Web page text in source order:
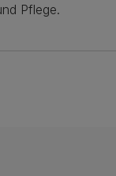
Pflege.